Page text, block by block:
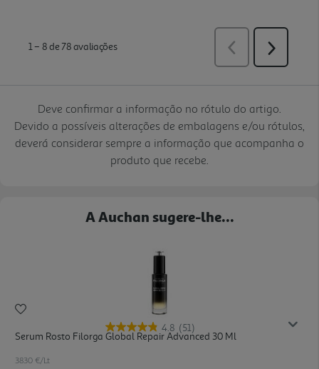
Deve confirmar a informação no rótulo do artigo.
Devido a possíveis alterações de embalagens e/ou rótulos,
deverá considerar sempre a informação que acompanha o
produto que recebe.
A Auchan sugere-lhe...
4.8 (51)
Serum Rosto Filorga Global Repair Advanced 30 Ml
3830 €/Lt